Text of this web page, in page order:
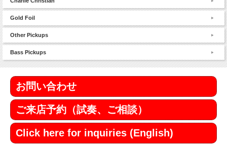
Gold Foil
Other Pickups
Bass Pickups
お問い合わせ
ご来店予約（試奏、ご相談）
Click here for inquiries (English)